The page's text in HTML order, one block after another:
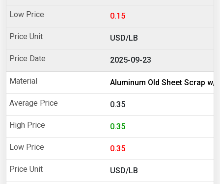
0.15
USD/LB
2025-09-23
Aluminum Old Sheet Scrap w/
0.35
0.35
0.35
USD/LB